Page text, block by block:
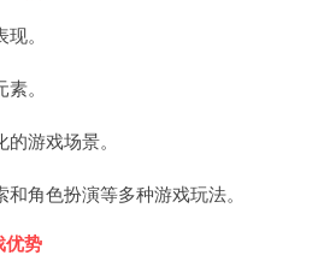
现。
。
游戏场景。
角色扮演等多种游戏玩法。
优势